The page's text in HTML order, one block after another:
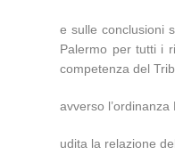
e sulle conclusioni
Palermo per tutti i
competenza del
avverso
udita la relazione